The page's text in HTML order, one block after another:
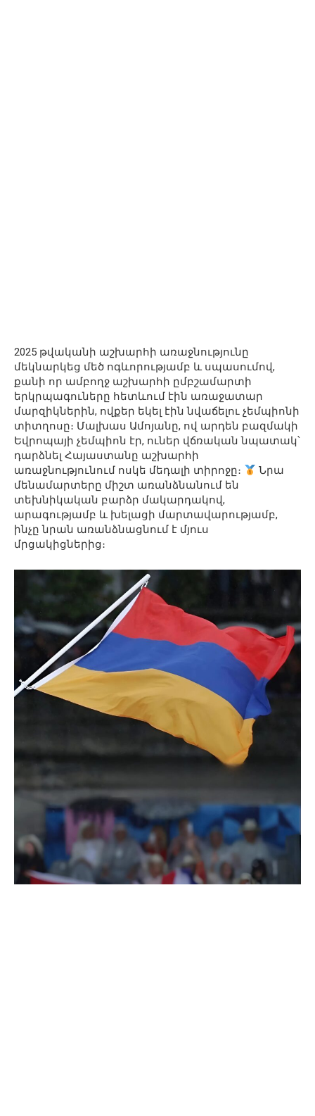
2025 թվականի աշխարհի առաջնությունը
մեկնարկեց մեծ ոգևորությամբ և սպասումով,
քանի որ ամբողջ աշխարհի ըմբշամարտի
երկրպագուները հետևում էին առաջատար
մարզիկներին, ովքեր եկել էին նվաճելու չեմպիոնի
տիտղոսը։ Մալխաս Ամոյանը, ով արդեն բազմակի
Եվրոպայի չեմպիոն էր, ուներ վճռական նպատակ՝
դարձնել Հայաստանը աշխարհի
առաջնությունում ոսկե մեդալի տիրոջը։
Նրա
մենամարտերը միշտ առանձնանում են
տեխնիկական բարձր մակարդակով,
արագությամբ և խելացի մարտավարությամբ,
ինչը նրան առանձնացնում է մյուս
մրցակիցներից։